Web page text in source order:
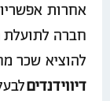
אחרות
חברה לתועלת
להוציא שכר
דיווידנדים